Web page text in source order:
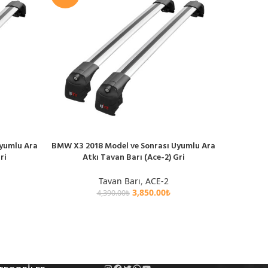
Ara
SEPETE EKLE
BMW X3 2018 Model ve Sonrası Uyumlu Ara
Atkı Tavan Barı (Ace-2) Gri
Tavan Barı, ACE-2
4,390.00₺ 3,850.00₺